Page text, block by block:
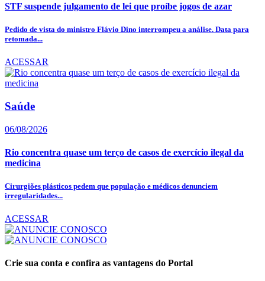
STF suspende julgamento de lei que proíbe jogos de azar
Pedido de vista do ministro Flávio Dino interrompeu a análise. Data para
retomada...
ACESSAR
Saúde
06/08/2026
Rio concentra quase um terço de casos de exercício ilegal da
medicina
Cirurgiões plásticos pedem que população e médicos denunciem
irregularidades...
ACESSAR
Crie sua conta e confira as vantagens do Portal